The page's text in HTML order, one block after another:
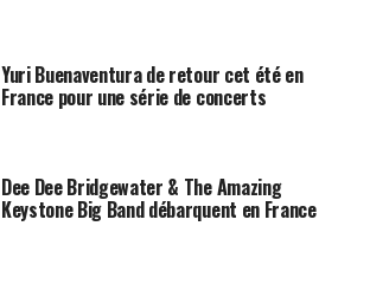
Yuri Buenaventura de retour cet été en
France pour une série de concerts
Dee Dee Bridgewater & The Amazing
Keystone Big Band débarquent en France